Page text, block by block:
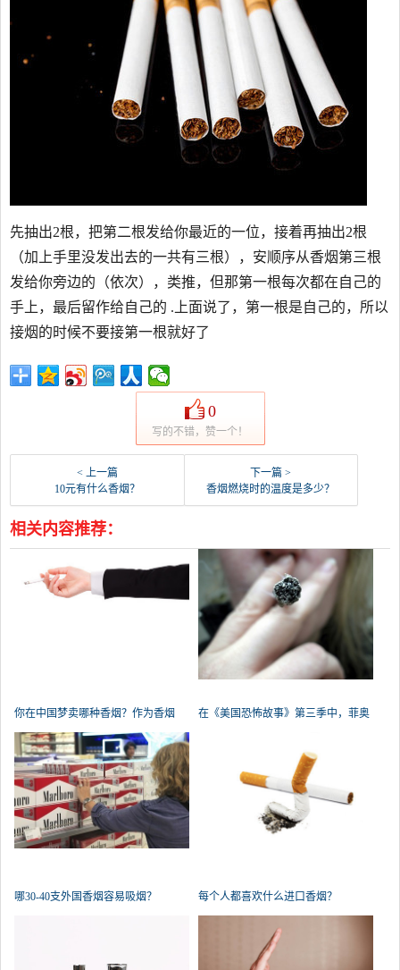
先抽出2根，把第二根发给你最近的一位，接着再抽出2根
（加上手里没发出去的一共有三根），安顺序从香烟第三根
发给你旁边的（依次），类推，但那第一根每次都在自己的
手上，最后留作给自己的 .上面说了，第一根是自己的，所以
接烟的时候不要接第一根就好了
0
写的不错，赞一个！
< 上一篇
10元有什么香烟？
下一篇 >
香烟燃烧时的温度是多少？
相关内容推荐：
你在中国梦卖哪种香烟？作为香烟
名，我
在《美国恐怖故事》第三季中，菲奥
哪30-40支外国香烟容易吸烟？ 每个人都喜欢什么进口香烟？